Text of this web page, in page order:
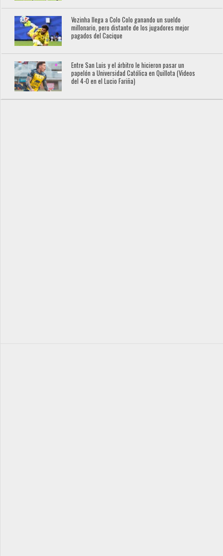
Vozinha llega a Colo Colo ganando un sueldo
millonario, pero distante de los jugadores mejor
pagados del Cacique
Entre San Luis y el árbitro le hicieron pasar un
papelón a Universidad Católica en Quillota (Videos
del 4-0 en el Lucio Fariña)